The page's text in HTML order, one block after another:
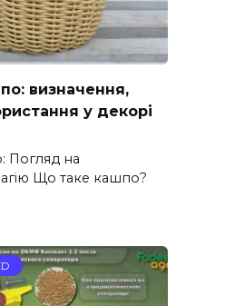
визначення,
у декорі
Погляд на
Що таке кашпо?